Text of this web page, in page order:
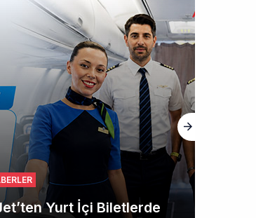
hiç mi kusuru yok?
Yurt İçi Biletlerde